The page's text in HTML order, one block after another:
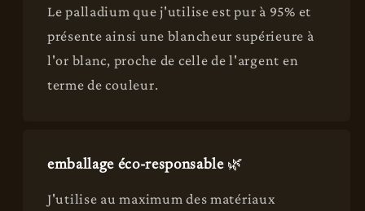
Le palladium que j'utilise est pur à 95% et
présente ainsi une blancheur supérieure à
l'or blanc, proche de celle de l'argent en
terme de couleur.
emballage éco-responsable🌿
J'utilise au maximum des matériaux